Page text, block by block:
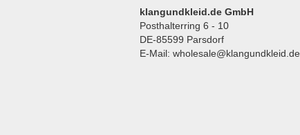
klangundkleid.de GmbH
Posthalterring 6 - 10
DE-85599 Parsdorf
E-Mail: wholesale@klangundkleid.de